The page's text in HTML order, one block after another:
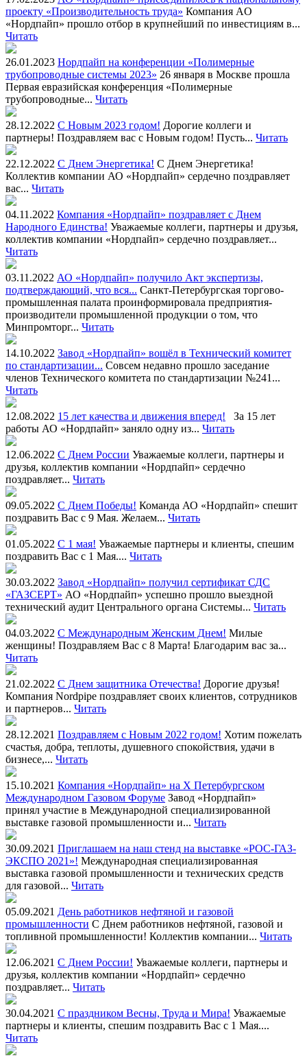
проекту «Производительность труда» Компания AO
«Нордпайп» прошло отбор в крупнейший по инвестициям в...
Читать
26.01.2023 Нордпайп на конференции «Полимерные
трубопроводные системы 2023» 26 января в Москве прошла
Первая евразийская конференция «Полимерные
трубопроводные... Читать
28.12.2022 С Новым 2023 годом! Дорогие коллеги и
партнеры! Поздравляем вас с Новым годом! Пусть... Читать
22.12.2022 С Днем Энергетика! С Днем Энергетика!
Коллектив компании АО «Нордпайп» сердечно поздравляет
вас... Читать
04.11.2022 Компания «Нордпайп» поздравляет с Днем
Народного Единства! Уважаемые коллеги, партнеры и друзья,
коллектив компании «Нордпайп» сердечно поздравляет...
Читать
03.11.2022 АО «Нордпайп» получило Акт экспертизы,
подтверждающий, что вся... Санкт-Петербургская торгово-
промышленная палата проинформировала предприятия-
производители промышленной продукции о том, что
Минпромторг... Читать
14.10.2022 Завод «Нордпайп» вошёл в Технический комитет
по стандартизации... Совсем недавно прошло заседание
членов Технического комитета по стандартизации №241...
Читать
12.08.2022 15 лет качества и движения вперед!
За 15 лет
работы АО «Нордпайп» заняло одну из... Читать
12.06.2022 С Днем России Уважаемые коллеги, партнеры и
друзья, коллектив компании «Нордпайп» сердечно
поздравляет... Читать
09.05.2022 С Днем Победы! Команда АО «Нордпайп» спешит
поздравить Вас с 9 Мая. Желаем... Читать
01.05.2022 С 1 мая! Уважаемые партнеры и клиенты, спешим
поздравить Вас с 1 Мая.... Читать
30.03.2022 Завод «Нордпайп» получил сертификат СДС
«ГАЗСЕРТ» АО «Нордпайп» успешно прошло выездной
технический аудит Центрального органа Системы... Читать
04.03.2022 С Международным Женским Днем! Милые
женщины! Поздравляем Вас с 8 Марта! Благодарим вас за...
Читать
21.02.2022 С Днем защитника Отечества! Дорогие друзья!
Компания Nordpipe поздравляет своих клиентов, сотрудников
и партнеров... Читать
28.12.2021 Поздравляем с Новым 2022 годом! Хотим пожелать
счастья, добра, теплоты, душевного спокойствия, удачи в
бизнесе,... Читать
15.10.2021 Компания «Нордпайп» на Х Петербургском
Международном Газовом Форуме Завод «Нордпайп»
принял участие в Международной специализированной
выставке газовой промышленности и... Читать
30.09.2021 Приглашаем на наш стенд на выставке «РОС-ГАЗ-
ЭКСПО 2021»! Международная специализированная
выставка газовой промышленности и технических средств
для газовой... Читать
05.09.2021 День работников нефтяной и газовой
промышленности С Днем работников нефтяной, газовой и
топливной промышленности! Коллектив компании... Читать
12.06.2021 С Днем России! Уважаемые коллеги, партнеры и
друзья, коллектив компании «Нордпайп» сердечно
поздравляет... Читать
30.04.2021 С праздником Весны, Труда и Мира! Уважаемые
партнеры и клиенты, спешим поздравить Вас с 1 Мая....
Читать